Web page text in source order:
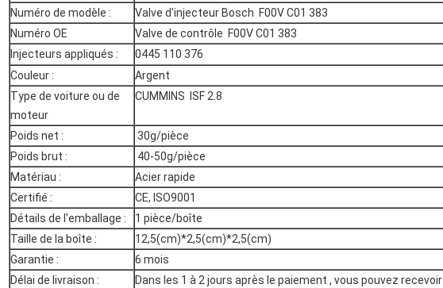
Numéro de modèle :
Valve d'injecteur Bosch F00V C01 383
Numéro OE
Valve de contrôle F00V C01 383
Injecteurs appliqués :
0445 110 376
Couleur :
Argent
Type de voiture ou de
moteur
CUMMINS ISF 2.8
Poids net :
30g/pièce
Poids brut :
40-50g/pièce
Matériau :
Acier rapide
Certifié :
CE, ISO9001
Détails de l'emballage :
1 pièce/boîte
Taille de la boîte :
12,5(cm)*2,5(cm)*2,5(cm)
Garantie :
6 mois
Délai de livraison :
Dans les 1 à 2 jours après le paiement , vous pouvez recevoir